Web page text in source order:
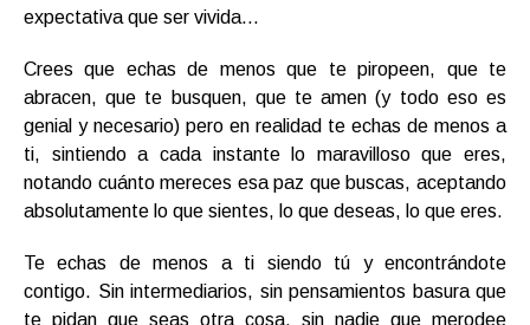
expectativa que ser vivida…
Crees que echas de menos que te piropeen, que te
abracen, que te busquen, que te amen (y todo eso es
genial y necesario) pero en realidad te echas de menos a
ti, sintiendo a cada instante lo maravilloso que eres,
notando cuánto mereces esa paz que buscas, aceptando
absolutamente lo que sientes, lo que deseas, lo que eres.
Te echas de menos a ti siendo tú y encontrándote
contigo. Sin intermediarios, sin pensamientos basura que
te pidan que seas otra cosa, sin nadie que merodee